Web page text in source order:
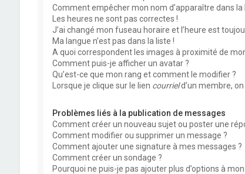
Comment empêcher mon nom d’apparaître dans
Les heures ne sont pas correctes !
J’ai changé mon fuseau horaire et l’heure est
Ma langue n’est pas dans la liste !
A quoi correspondent les images à proximité de
Comment puis-je afficher un avatar ?
Qu’est-ce que mon rang et comment le modifier ?
Lorsque je clique sur le lien courrield’un membre,
Problèmes liés à la publication de messages
Comment créer un nouveau sujet ou poster une
Comment modifier ou supprimer un message ?
Comment ajouter une signature à mes messages ?
Comment créer un sondage ?
Pourquoi ne puis-je pas ajouter plus d’options à